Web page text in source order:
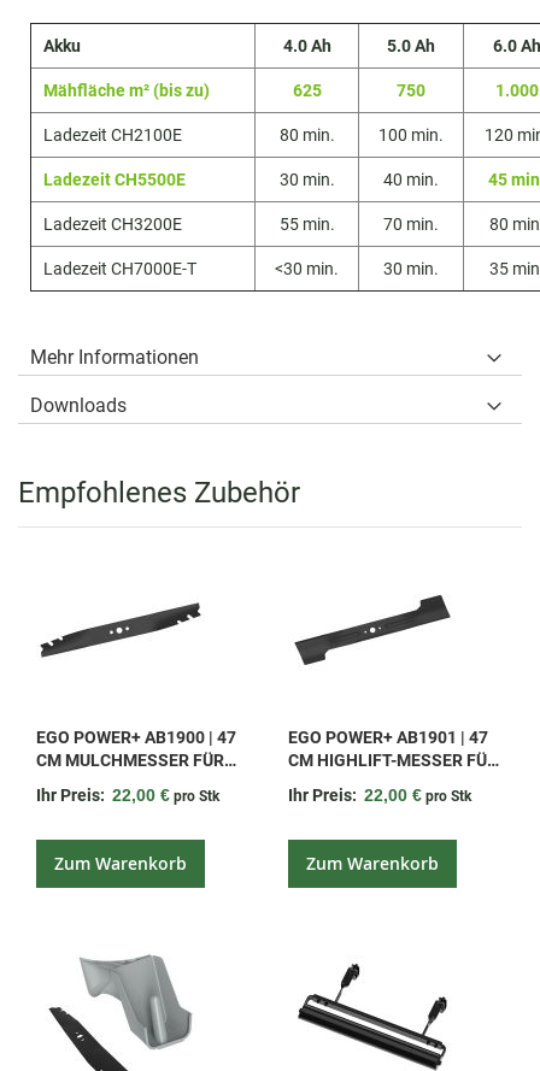
Akku 4.0 Ah 5.0 Ah 6.0 Ah
Mähfläche m² (bis zu) 625 750 1.000
Ladezeit CH2100E 80 min. 100 min. 120
Ladezeit CH5500E 30 min. 40 min. 45
Ladezeit CH3200E 55 min. 70 min. 80
Ladezeit CH7000E-T <30 min. 30 min. 35
Mehr Informationen
Downloads
Empfohlenes Zubehör
EGO POWER+ AB1900 | 47
CM MULCHMESSER FÜR
Ihr Preis: 22,00 € pro Stk
Zum Warenkorb
EGO POWER+ AB1901 | 47
CM HIGHLIFT-MESSER FÜR
Ihr Preis: 22,00 € pro Stk
Zum Warenkorb